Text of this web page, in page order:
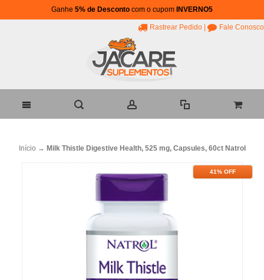
Ganhe 5% de Desconto com o cupom INVERNO5
Rastrear Pedido Fale Conosco
Início → Milk Thistle Digestive Health, 525 mg, Capsules, 60ct Natrol
41% OFF